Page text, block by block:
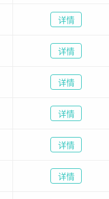
详情
详情
详情
详情
详情
详情